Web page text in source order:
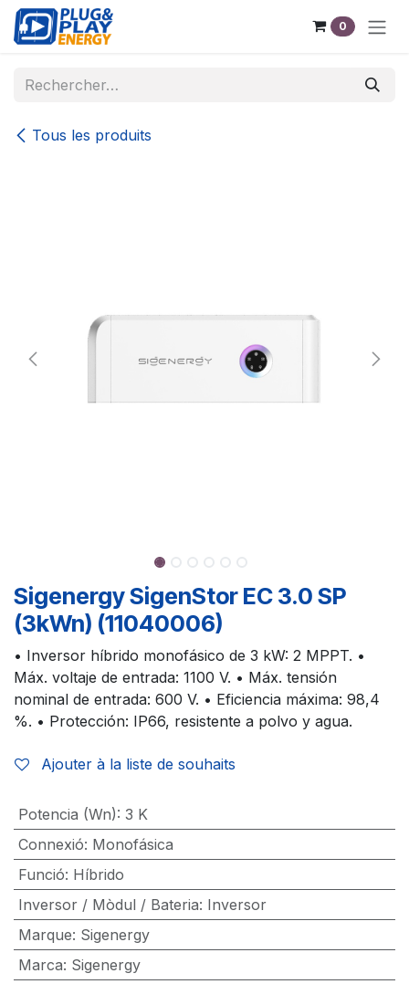
Se rendre au contenu
0
Tous les produits
Sigenergy SigenStor EC 3.0 SP
(3kWn) (11040006)
• Inversor híbrido monofásico de 3 kW: 2 MPPT. •
Máx. voltaje de entrada: 1100 V. • Máx. tensión
nominal de entrada: 600 V. • Eficiencia máxima: 98,4
%. • Protección: IP66, resistente a polvo y agua.
Ajouter à la liste de souhaits
Potencia (Wn): 3 K
Connexió: Monofásica
Funció: Híbrido
Inversor / Mòdul / Bateria: Inversor
Marque: Sigenergy
Marca: Sigenergy